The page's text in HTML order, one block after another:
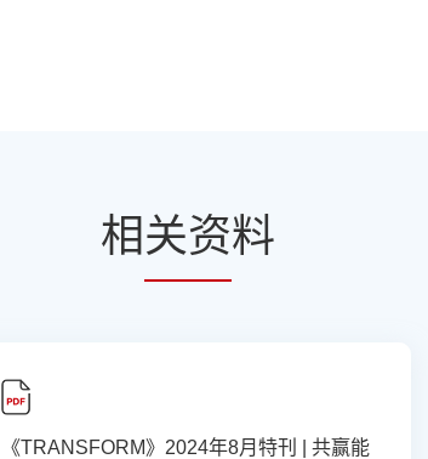
相关资料
《TRANSFORM》2024年8月特刊 | 共赢能